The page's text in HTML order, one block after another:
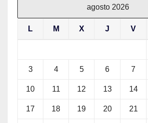
agosto 2026
L M X J V
3 4 5 6 7
10 11 12 13 14
17 18 19 20 21